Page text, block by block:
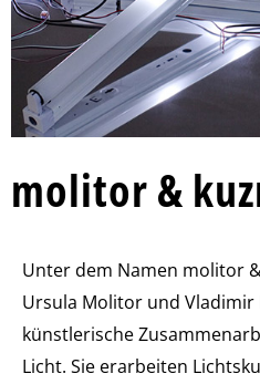
molitor &
Unter dem Namen molitor
Ursula Molitor und Vladimir
künstlerische
Licht. Sie erarbeiten